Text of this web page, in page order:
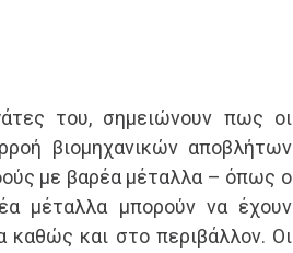
του, σημειώνουν πως οι
βιομηχανικών αποβλήτων
με βαρέα μέταλλα – όπως ο
μέταλλα μπορούν να έχουν
καθώς και στο περιβάλλον. Οι